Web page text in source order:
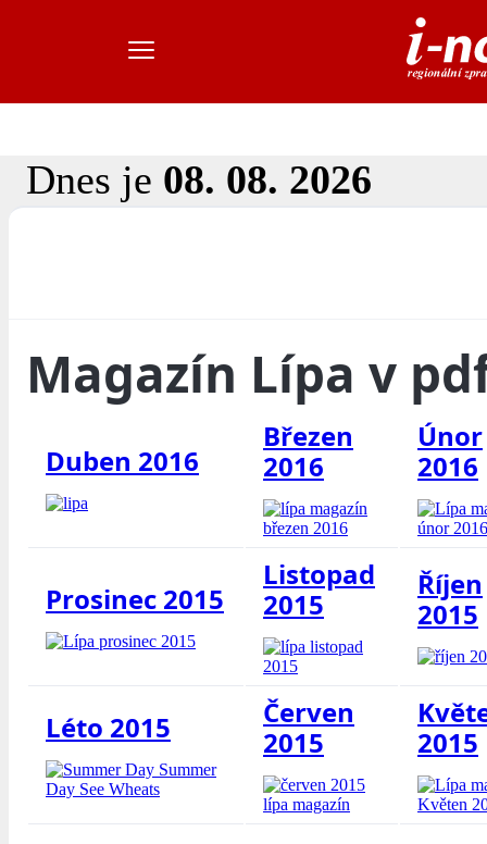
Dnes je 08. 08. 2026
Magazín Lípa v
Duben 2016
Březen
2016
Únor
2016
Prosinec 2015
Listopad
2015
Říjen
2015
Léto 2015
Červen
2015
2015